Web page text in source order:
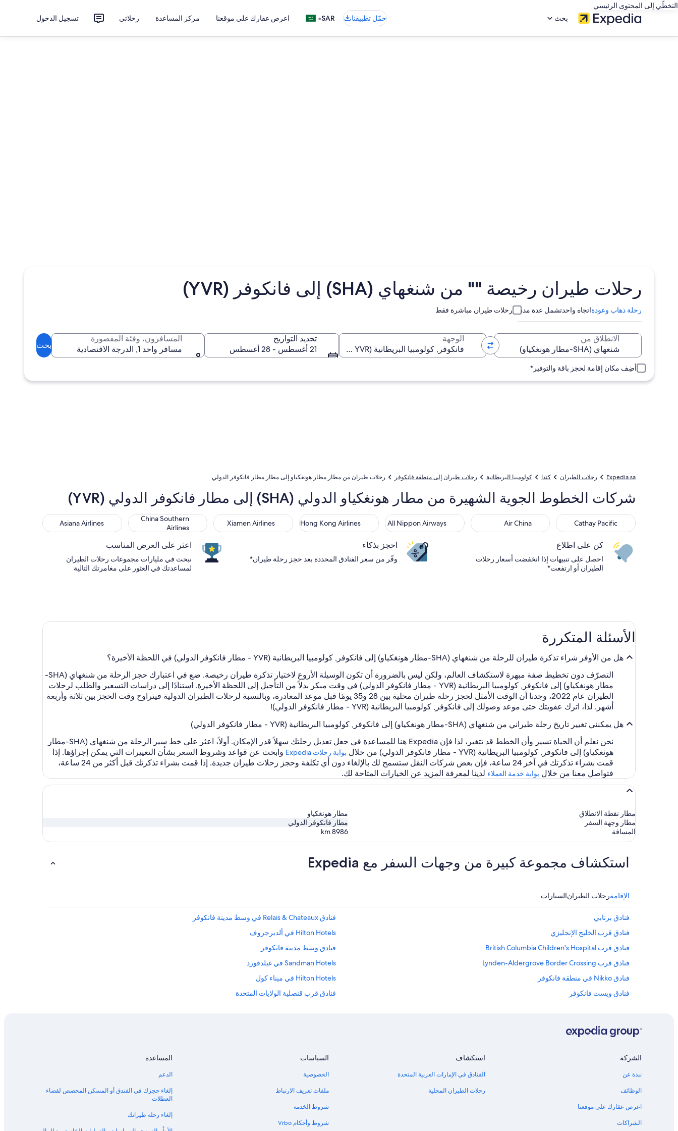
التخطّي إلى المحتوى الرئيسي
بحث
حمّل تطبيقنا SAR
• اعرض عقارك على موقعنا مركز المساعدة رحلاتي تسجيل الدخول
رحلات طيران رخيصة "" من شنغهاي (SHA) إلى فانكوفر (YVR)
رحلة ذهاب وعودةاتجاه واحدتشمل عدة مدن رحلات طيران مباشرة فقط
الانطلاق من الوجهة
تحديد التواريخ
21 أغسطس - 28 أغسطس
المسافرون، وفئة المقصورة
مسافر واحد 1, الدرجة الاقتصادية
بحث
أضِف مكان إقامة لحجز باقة والتوفير*
Expedia.sa رحلات الطيران كندا كولومبيا البريطانية رحلات طيران إلى منطقة فانكوفر رحلات طيران من مطار مطار هونغكياو إلى مطار مطار فانكوفر الدولي
شركات الخطوط الجوية الشهيرة من مطار هونغكياو الدولي (SHA) إلى مطار فانكوفر الدولي (YVR)
Cathay Pacific
Cathay Pacific
Air ChinaAir China
All Nippon Airways
All Nippon Airways
Hong Kong Airlines
Hong Kong Airlines
Xiamen Airlines
Xiamen Airlines
China Southern
Airlines
China Southern Airlines
Asiana Airlines
Asiana Airlines
كن على اطلاع
احصل على تنبيهات إذا انخفضت أسعار رحلات
الطيران أو ارتفعت*
احجز بذكاء
وفّر من سعر الفنادق المحددة بعد حجز رحلة طيران*
اعثر على العرض المناسب
نبحث في مليارات مجموعات رحلات الطيران
لمساعدتك في العثور على مغامرتك التالية
الأسئلة المتكررة
هل من الأوفر شراء تذكرة طيران للرحلة من شنغهاي (SHA-مطار هونغكياو) إلى فانكوفر, كولومبيا البريطانية (YVR - مطار فانكوفر الدولي) في اللحظة الأخيرة؟
التصرّف دون تخطيط صفة مبهرة لاستكشاف العالم، ولكن ليس بالضرورة أن تكون الوسيلة الأروع لاختيار تذكرة طيران رخيصة. ضع في اعتبارك حجز الرحلة من شنغهاي (SHA-
مطار هونغكياو) إلى فانكوفر, كولومبيا البريطانية (YVR - مطار فانكوفر الدولي) في وقت مبكر بدلاً من التأجيل إلى اللحظة الأخيرة. استنادًا إلى دراسات التسعير والطلب لرحلات
الطيران عام 2022، وجدنا أن الوقت الأمثل لحجز رحلة طيران محلية بين 28 و35 يومًا قبل موعد المغادرة، وبالنسبة لرحلات الطيران الدولية فيتراوح وقت الحجز بين ثلاثة وأربعة
أشهر. لذا، اترك عفويتك حتى موعد وصولك إلى فانكوفر, كولومبيا البريطانية (YVR - مطار فانكوفر الدولي)!
هل يمكنني تغيير تاريخ رحلة طيراني من شنغهاي (SHA-مطار هونغكياو) إلى فانكوفر, كولومبيا البريطانية (YVR - مطار فانكوفر الدولي)
نحن نعلم أن الحياة تسير وأن الخطط قد تتغير، لذا فإن Expedia هنا للمساعدة في جعل تعديل رحلتك سهلاً قدر الإمكان. أولاً، اعثر على خط سير الرحلة من شنغهاي (SHA-مطار
هونغكياو) إلى فانكوفر, كولومبيا البريطانية (YVR - مطار فانكوفر الدولي) من خلال
بوابة رحلات Expedia‏
وابحث عن قواعد وشروط السعر بشأن التغييرات التي يمكن إجراؤها. إذا
قمت بشراء تذكرتك في آخر 24 ساعة، فإن بعض شركات النقل ستسمح لك بالإلغاء دون أي تكلفة وحجز رحلات طيران جديدة. إذا قمت بشراء تذكرتك قبل أكثر من 24 ساعة،
فتواصل معنا من خلال بوابة خدمة العملاء لدينا لمعرفة المزيد عن الخيارات المتاحة لك.
مطار نقطة الانطلاق
مطار هونغكياو
مطار وجهة السفر
مطار فانكوفر الدولي
المسافة
8986
km
استكشاف مجموعة كبيرة من وجهات السفر مع Expedia
الإقامةرحلات الطيرانالسيارات
فنادق برنابي
فنادق Relais & Chateaux في وسط مدينة فانكوفر
فنادق قرب الخليج الإنجليزي
Hilton Hotels في ألديرجروف
فنادق قرب British Columbia Children's Hospital
فنادق وسط مدينة فانكوفر
فنادق قرب Lynden-Aldergrove Border Crossing
Sandman Hotels في غيلدفورد
فنادق Nikko في منطقة فانكوفر
Hilton Hotels في ميناء كول
فنادق ويست فانكوفر
فنادق قرب قنصلية الولايات المتحدة
فنادق قرب نادي الجولف والنادي الريفي فاري كريك
فنادق بتصنيف 4 نجمة في فيرفيلدالشركة
نبذة عن
الوظائف
اعرض عقارك على موقعنا
الشراكات
استكشاف
الفنادق في الإمارات العربية المتحدة
رحلات الطيران المحلية
السياسات
الخصوصية
ملفات تعريف الارتباط
شروط الخدمة
شروط وأحكام Vrbo
المساعدة
الدعم
إلغاء حجزك في الفندق أو المسكن المخصص لقضاء
العطلات
إلغاء رحلة طيرانك